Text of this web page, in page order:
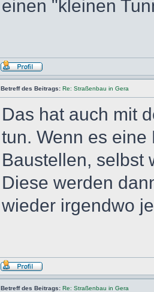
einen "kleinen
Betreff des Beitrags: Re: Straßenbau in Gera
Das hat auch mit
tun. Wenn es eine
Baustellen, selbst
Diese werden
wieder irgendwo
Betreff des Beitrags: Re: Straßenbau in Gera